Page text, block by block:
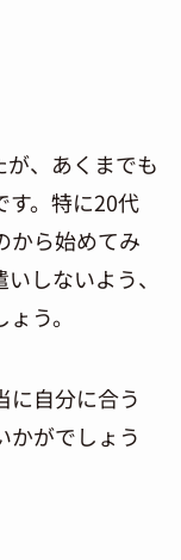
が、あくまでも
す。特に20代
から始めてみ
しないよう、
う。
に自分に合う
かがでしょう